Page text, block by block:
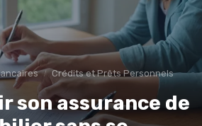
Crédits et Prêts Personnels
son assurance de